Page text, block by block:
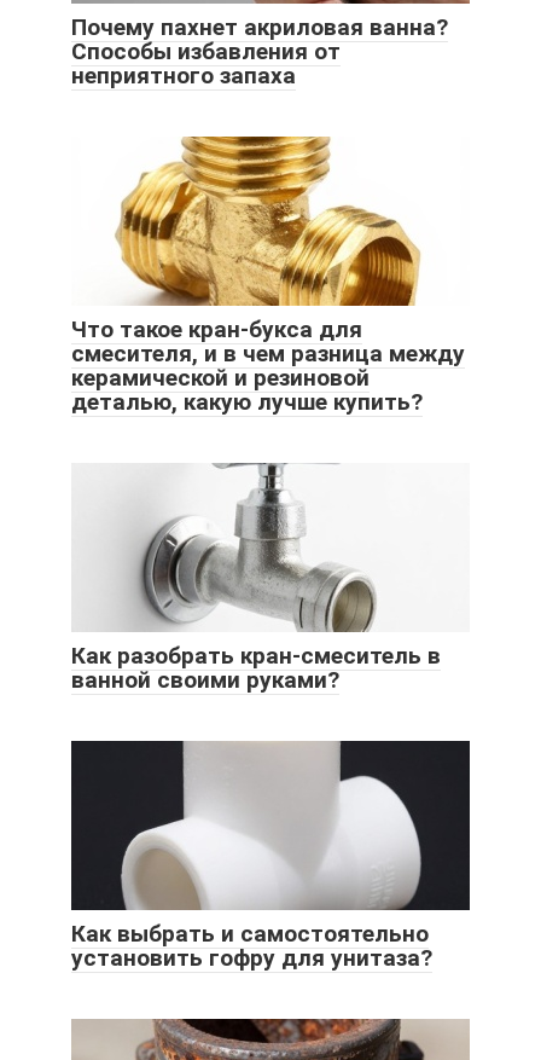
Почему пахнет акриловая ванна?
Способы избавления от
неприятного запаха
Что такое кран-букса для
смесителя, и в чем разница между
керамической и резиновой
деталью, какую лучше купить?
Как разобрать кран-смеситель в
ванной своими руками?
Как выбрать и самостоятельно
установить гофру для унитаза?